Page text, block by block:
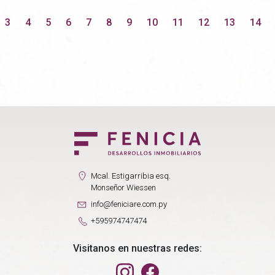
3 4 5 6 7 8 9 10 11 12 13 14
Mcal. Estigarribia esq.
Monseñor Wiessen
info@feniciare.com.py
+595974747474
Visitanos en nuestras redes: